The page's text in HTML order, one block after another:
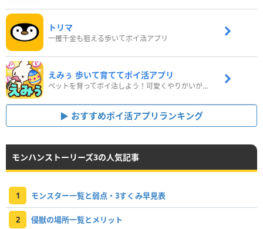
トリマ
一攫千金も狙える歩いてポイ活アプリ
えみぅ 歩いて育ててポイ活アプリ
ペットを育ってポイ活しよう！可愛くやりがいがある新感覚アプリ
おすすめポイ活アプリランキング
モンハンストーリーズ3の人気記事
1 モンスター一覧と弱点・3すくみ早見表
2 侵獣の場所一覧とメリット